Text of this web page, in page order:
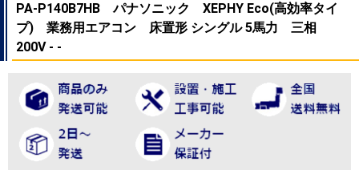
PA-P140B7HB パナソニック XEPHY Eco(高効率タイ
プ) 業務用エアコン 床置形 シングル 5馬力 三相
200V - -